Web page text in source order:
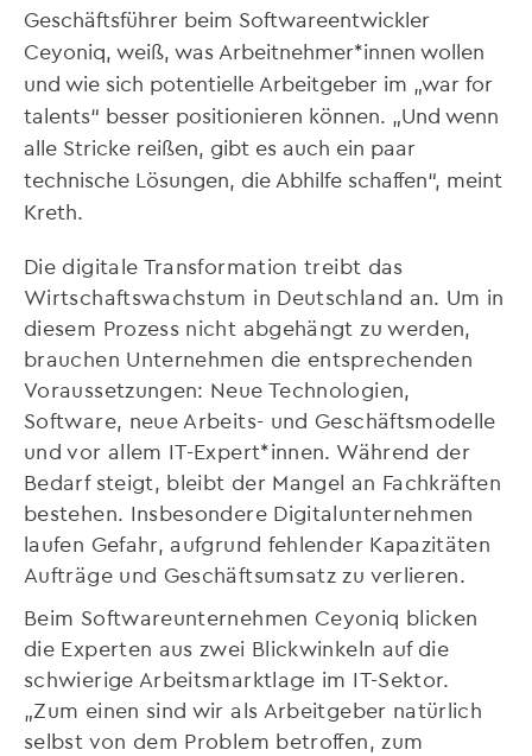
Geschäftsführer beim Softwareentwickler
Ceyoniq, weiß, was Arbeitnehmer*innen wollen
und wie sich potentielle Arbeitgeber im „war for
talents“ besser positionieren können. „Und wenn
alle Stricke reißen, gibt es auch ein paar
technische Lösungen, die Abhilfe schaffen“, meint
Kreth.
Die digitale Transformation treibt das
Wirtschaftswachstum in Deutschland an. Um in
diesem Prozess nicht abgehängt zu werden,
brauchen Unternehmen die entsprechenden
Voraussetzungen: Neue Technologien,
Software, neue Arbeits- und Geschäftsmodelle
und vor allem IT-Expert*innen. Während der
Bedarf steigt, bleibt der Mangel an Fachkräften
bestehen. Insbesondere Digitalunternehmen
laufen Gefahr, aufgrund fehlender Kapazitäten
Aufträge und Geschäftsumsatz zu verlieren.
Beim Softwareunternehmen Ceyoniq blicken
die Experten aus zwei Blickwinkeln auf die
schwierige Arbeitsmarktlage im IT-Sektor.
„Zum einen sind wir als Arbeitgeber natürlich
selbst von dem Problem betroffen, zum